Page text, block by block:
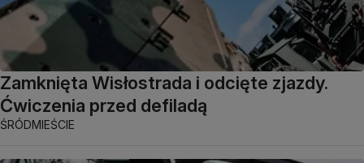
Zamknięta Wisłostrada i odcięte zjazdy.
Ćwiczenia przed defiladą
ŚRÓDMIEŚCIE